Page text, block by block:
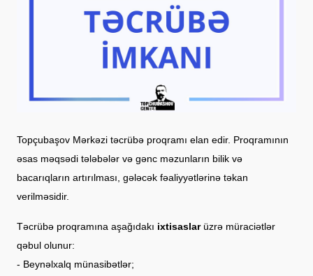
Topçubaşov Mərkəzi təcrübə proqramı elan edir. Proqramının
əsas məqsədi tələbələr və gənc məzunların bilik və
bacarıqların artırılması, gələcək fəaliyyətlərinə təkan
verilməsidir.
Təcrübə proqramına aşağıdakı ixtisaslarüzrə müraciətlər
qəbul olunur:
- Beynəlxalq münasibətlər;